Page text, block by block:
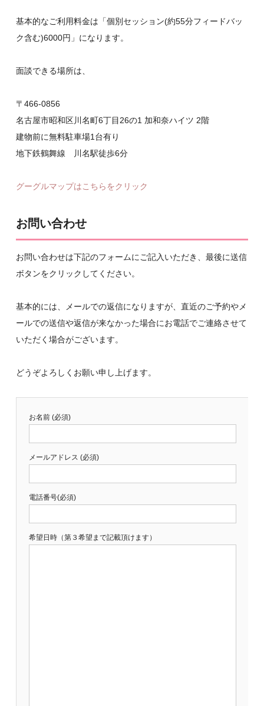
基本的なご利用料金は「個別セッション(約55分フィードバッ
ク含む)6000円」になります。
面談できる場所は、
〒466‐0856
名古屋市昭和区川名町6丁目26の1 加和奈ハイツ 2階
建物前に無料駐車場1台有り
地下鉄鶴舞線 川名駅徒歩6分
グーグルマップはこちらをクリック
お問い合わせ
お問い合わせは下記のフォームにご記入いただき、最後に送信
ボタンをクリックしてください。
基本的には、メールでの返信になりますが、直近のご予約やメ
ールでの送信や返信が来なかった場合にお電話でご連絡させて
いただく場合がございます。
どうぞよろしくお願い申し上げます。
お名前 (必須)
メールアドレス (必須)
電話番号(必須)
希望日時（第３希望まで記載頂けます）